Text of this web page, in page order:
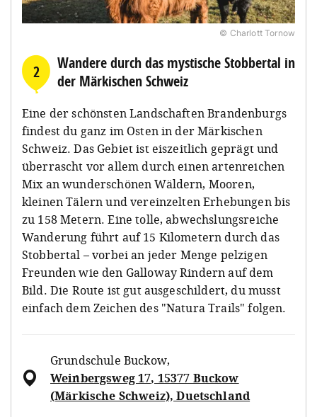
© Charlott Tornow
2
Wandere durch das mystische Stobbertal in
der Märkischen Schweiz
Eine der schönsten Landschaften Brandenburgs
findest du ganz im Osten in der Märkischen
Schweiz. Das Gebiet ist eiszeitlich geprägt und
überrascht vor allem durch einen artenreichen
Mix an wunderschönen Wäldern, Mooren,
kleinen Tälern und vereinzelten Erhebungen bis
zu 158 Metern. Eine tolle, abwechslungsreiche
Wanderung führt auf 15 Kilometern durch das
Stobbertal – vorbei an jeder Menge pelzigen
Freunden wie den Galloway Rindern auf dem
Bild. Die Route ist gut ausgeschildert, du musst
einfach dem Zeichen des "Natura Trails" folgen.
Grundschule Buckow,
Weinbergsweg 17, 15377 Buckow
(Märkische Schweiz), Duetschland